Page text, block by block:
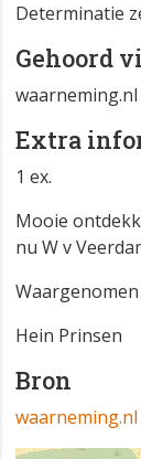
Determinatie
Gehoord
waarneming.nl
Extra
1 ex.
Mooie
nu W v
Hein Prinsen
Bron
waarneming.nl